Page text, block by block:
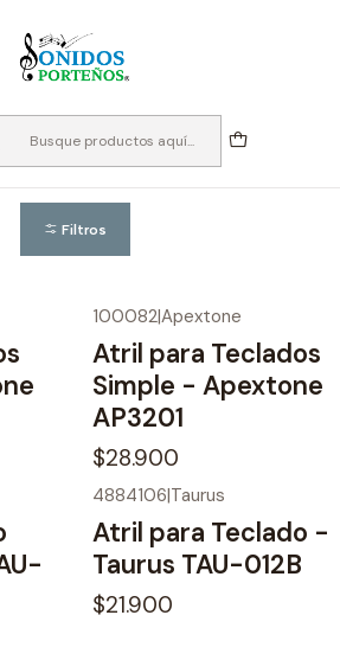
Teclados Atriles
Atriles
Filtros
100082|Apextone
Atril para Teclados
Simple - Apextone
AP3201
$28.900
4884106|Taurus
Atril para Teclado -
Taurus TAU-012B
$21.900